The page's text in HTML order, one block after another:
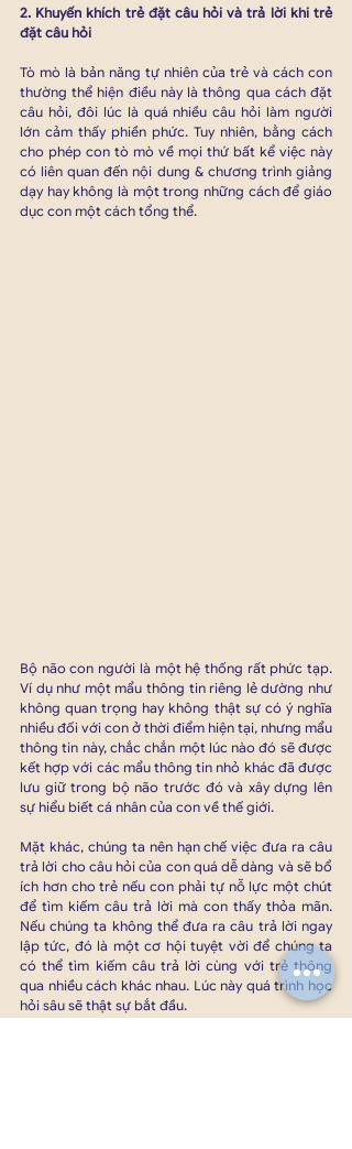
2. Khuyến khích trẻ đặt câu hỏi và trả lời khi trẻ
đặt câu hỏi
Tò mò là bản năng tự nhiên của trẻ và cách con
thường thể hiện điều này là thông qua cách đặt
câu hỏi, đôi lúc là quá nhiều câu hỏi làm người
lớn cảm thấy phiền phức. Tuy nhiên, bằng cách
cho phép con tò mò về mọi thứ bất kể việc này
có liên quan đến nội dung & chương trình giảng
dạy hay không là một trong những cách để giáo
dục con một cách tổng thể.
Bộ não con người là một hệ thống rất phức tạp.
Ví dụ như một mẩu thông tin riêng lẻ dường như
không quan trọng hay không thật sự có ý nghĩa
nhiều đối với con ở thời điểm hiện tại, nhưng mẩu
thông tin này, chắc chắn một lúc nào đó sẽ được
kết hợp với các mẩu thông tin nhỏ khác đã được
lưu giữ trong bộ não trước đó và xây dựng lên
sự hiểu biết cá nhân của con về thế giới.
Mặt khác, chúng ta nên hạn chế việc đưa ra câu
trả lời cho câu hỏi của con quá dễ dàng và sẽ bổ
ích hơn cho trẻ nếu con phải tự nỗ lực một chút
để tìm kiếm câu trả lời mà con thấy thỏa mãn.
Nếu chúng ta không thể đưa ra câu trả lời ngay
lập tức, đó là một cơ hội tuyệt vời để chúng ta
có thể tìm kiếm câu trả lời cùng với trẻ thông
qua nhiều cách khác nhau. Lúc này quá trình học
hỏi sâu sẽ thật sự bắt đầu.